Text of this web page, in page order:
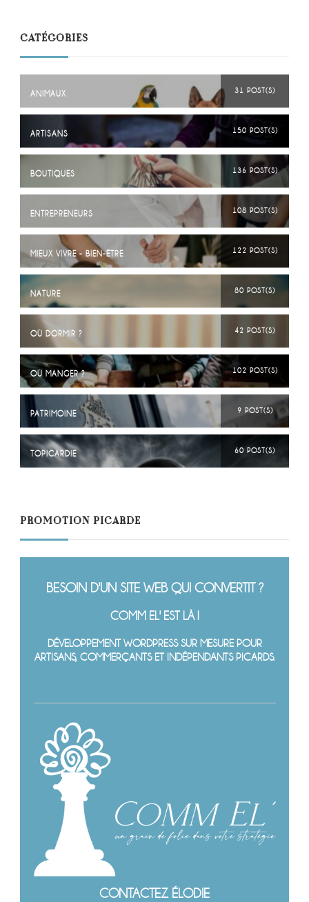
CATÉGORIES
ANIMAUX 31 POST(S)
ARTISANS 150 POST(S)
BOUTIQUES 136 POST(S)
ENTREPRENEURS 108 POST(S)
MIEUX VIVRE - BIEN-ÊTRE 122 POST(S)
NATURE 80 POST(S)
OÙ DORMIR ? 42 POST(S)
OÙ MANGER ? 102 POST(S)
PATRIMOINE 9 POST(S)
TOPICARDIE 60 POST(S)
PROMOTION PICARDE
BESOIN D'UN SITE WEB QUI CONVERTIT ?
COMM EL' EST LÀ !
DÉVELOPPEMENT WORDPRESS SUR MESURE POUR
ARTISANS, COMMERÇANTS ET INDÉPENDANTS PICARDS.
CONTACTEZ ÉLODIE